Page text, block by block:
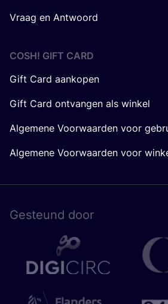
Vraag en Antwoord
COSH! GIFT CARD
Gift Card aankopen
Gift Card ontvangen als winkel
Algemene Voorwaarden voor
Algemene Voorwaarden voor
Gesteund door